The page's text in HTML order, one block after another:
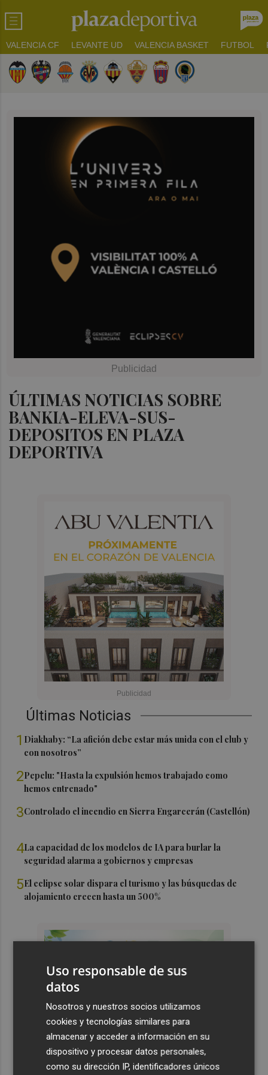
VALENCIA CF LEVANTE UD VALENCIA BASKET FUTBOL
ÚLTIMAS NOTICIAS SOBRE
BANKIA-ELEVA-SUS-
DEPOSITOS EN PLAZA
DEPORTIVA
Últimas Noticias
1 Diakhaby: “La afición debe estar más unida con el club y
con nosotros”
2Pepelu: "Hasta la expulsión hemos trabajado como
hemos entrenado"
3Controlado el incendio en Sierra Engarcerán (Castellón)
4La capacidad de los modelos de IA para burlar la
seguridad alarma a gobiernos y empresas
5El eclipse solar dispara el turismo y las búsquedas de
alojamiento crecen hasta un 500%
Uso responsable de sus
datos
Nosotros y nuestros socios utilizamos
cookies y tecnologías similares para
almacenar y acceder a información en su
dispositivo y procesar datos personales,
como su dirección IP, identificadores únicos